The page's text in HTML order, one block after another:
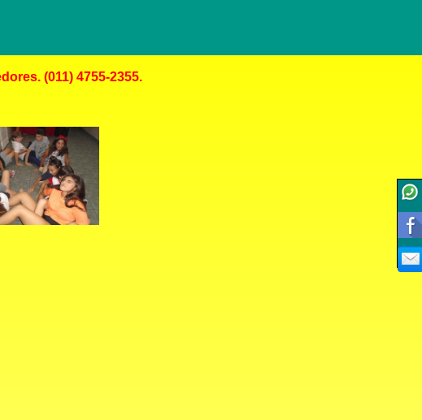
(011) 4755-2355.